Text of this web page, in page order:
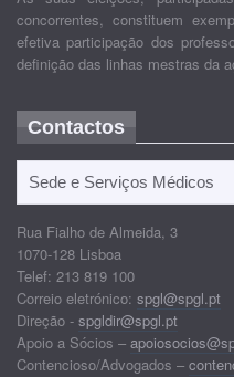
concorrentes, constituem
efetiva participação dos
definição das linhas mestras da
Contactos
Sede e Serviços Médicos
Rua Fialho de Almeida, 3
1070-128 Lisboa
Telef: 213 819 100
Correio eletrónico: spgl@spgl.pt
Direção - spgldir@spgl.pt
Apoio a Sócios –
Contencioso/Advogados –